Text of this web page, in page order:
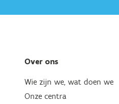
Over ons
Wie zijn we, wat doen we
Onze centra